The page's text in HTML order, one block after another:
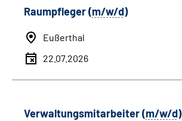
Raumpfleger (m/w/d)
Eußerthal
22.07.2026
Verwaltungsmitarbeiter (m/w/d)